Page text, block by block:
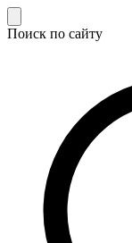
Поиск по сайту